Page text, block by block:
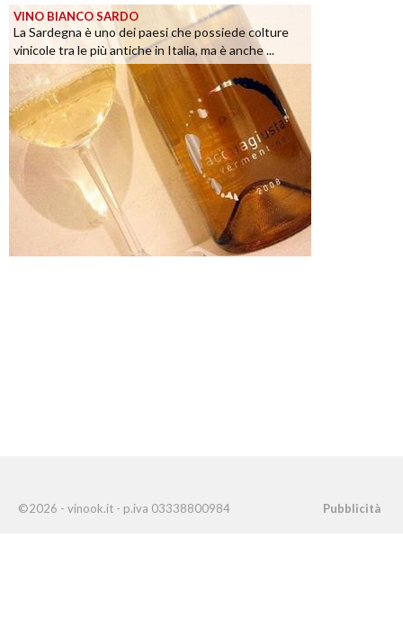
VINO BIANCO SARDO
La Sardegna è uno dei paesi che possiede colture
vinicole tra le più antiche in Italia, ma è anche ...
©2026 - vinook.it - p.iva 03338800984 Pubblicità